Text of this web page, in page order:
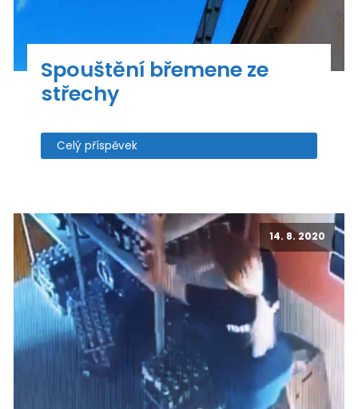
Spouštění břemene ze
střechy
Celý příspěvek
14. 8. 2020